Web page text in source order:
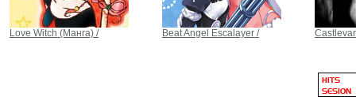
Love Witch (Манга) / Beat Angel Escalayer /